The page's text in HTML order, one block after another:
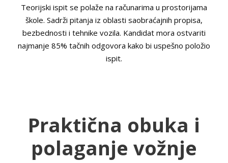
Teorijski ispit se polaže na računarima u prostorijama
škole. Sadrži pitanja iz oblasti saobraćajnih propisa,
bezbednosti i tehnike vozila. Kandidat mora ostvariti
najmanje 85% tačnih odgovora kako bi uspešno položio
ispit.
Praktična obuka i
polaganje vožnje